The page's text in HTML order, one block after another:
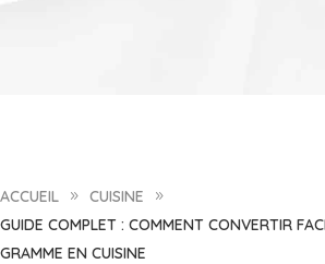
ACCUEIL 9 CUISINE 9
GUIDE COMPLET : COMMENT CONVERTIR
GRAMME EN CUISINE